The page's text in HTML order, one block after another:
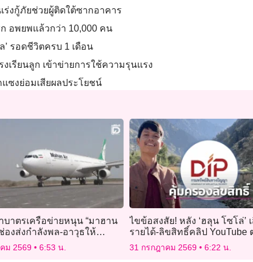
ร่งกู้ภัยช่วยผู้ติดใต้ซากอาคาร
อพยพแล้วกว่า 10,000 คน
’ รอดชีวิตครบ 1 เดือน
เรียนลูก เข้าข่ายการใช้ความรุนแรง
ซงย่อมเสียผลประโยชน์
บาตรเครือข่ายหนุน “มาฮาน
องส่งกำลังพล-อาวุธให้
ม 2569 6:53 น.
ไขข้อสงสัย! หลัง ‘ฮลุน โซโล่’
รายได้-ลิขสิทธิ์คลิป YouTube
ของใคร
31 กรกฎาคม 2569 6:22 น.